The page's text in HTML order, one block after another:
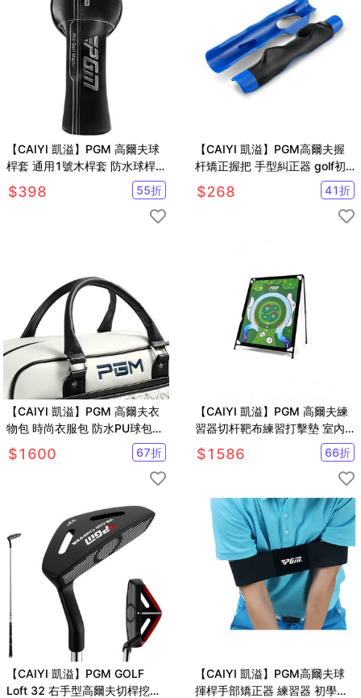
【CAIYI 凱溢】PGM 高爾夫球
桿套 通用1號木桿套 防水球桿
套 球頭帽套
$398 55折
【CAIYI 凱溢】PGM高爾夫握
杆矯正握把 手型糾正器 golf初
學者練習握把
$268 41折
【CAIYI 凱溢】PGM 高爾夫衣
物包 時尚衣服包 防水PU球包
大容量獨立鞋袋
$1600 67折
【CAIYI 凱溢】PGM 高爾夫練
習器切杆靶布練習打擊墊 室內
高爾夫訓練器
$1586 66折
【CAIYI 凱溢】PGM GOLF
Loft 32 右手型高爾夫切桿挖起
【CAIYI 凱溢】PGM高爾夫球
揮桿手部矯正器 練習器 初學者